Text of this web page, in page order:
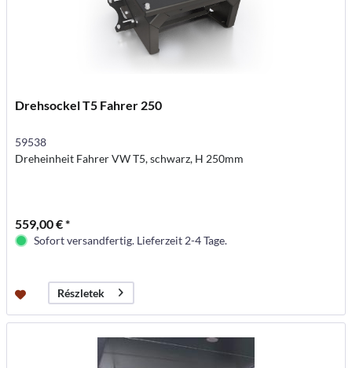
Drehsockel T5 Fahrer 250
59538
Dreheinheit Fahrer VW T5, schwarz, H 250mm
559,00 € *
Sofort versandfertig. Lieferzeit 2-4 Tage.
Részletek